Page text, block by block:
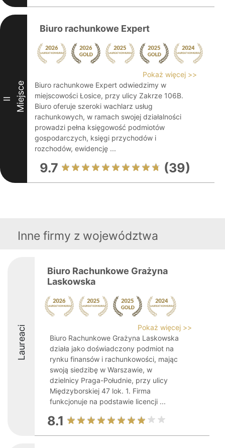
II Miejsce
Biuro rachunkowe Expert
Pokaż więcej >>
Biuro rachunkowe Expert odwiedzimy w
miejscowości Łosice, przy ulicy Zakrze 106B.
Biuro oferuje szeroki wachlarz usług
rachunkowych, w ramach swojej działalności
prowadzi pełna księgowość podmiotów
gospodarczych, księgi przychodów i
rozchodów, ewidencję ...
9.7 (39)
Inne firmy z województwa
Laureaci
Biuro Rachunkowe Grażyna
Laskowska
Pokaż więcej >>
Biuro Rachunkowe Grażyna Laskowska
działa jako doświadczony podmiot na
rynku finansów i rachunkowości, mając
swoją siedzibę w Warszawie, w
dzielnicy Praga-Południe, przy ulicy
Międzyborskiej 47 lok. 1. Firma
funkcjonuje na podstawie licencji ...
8.1